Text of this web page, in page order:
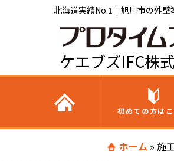
北海道実績No.1｜旭川市の外壁
ケエブズIFC株
初めての方は
ホーム » 施